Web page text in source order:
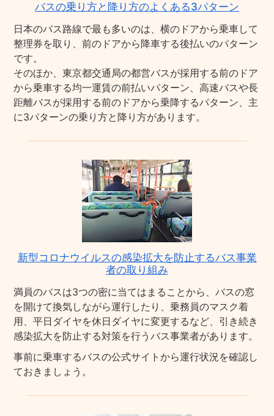
バスの乗り方と降り方のよくある3パターン
日本のバス路線で最も多いのは、横のドアから乗車して
整理券を取り、前のドアから降車する後払いのパターン
です。
そのほか、東京都交通局の都営バスが採用する前のドア
から乗車する均一運賃の前払いパターン、高速バスや長
距離バスが採用する前のドアから乗降するパターン、主
に3パターンの乗り方と降り方があります。
新型コロナウイルスの感染拡大を防止するバス事業
者の取り組み
満員のバスは3つの密に当てはまることから、バスの窓
を開けて換気しながら運行したり、乗務員のマスク着
用、平日ダイヤを休日ダイヤに変更するなど、引き続き
感染拡大を防止する対策を行うバス事業者があります。
事前に乗車するバスの公式サイトから運行状況を確認し
ておきましょう。